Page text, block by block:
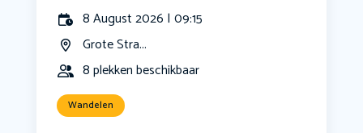
8 August 2026 | 09:15
Grote Stra...
8 plekken beschikbaar
Wandelen